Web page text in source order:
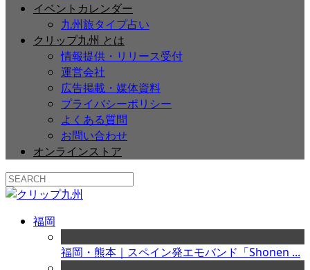
イベントカレンダー
九州旅タイプ占い
クリップ九州 とは
情報提供・リリース受付
運営会社
広告掲載・媒体資料
プライバシーポリシー
よくある質問
お問い合わせ
オンラインストア
福岡
福岡・熊本｜スペイン発エモバンド「Shonen ...